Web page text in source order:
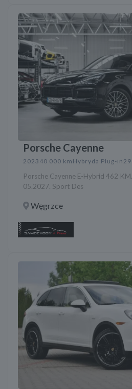
Porsche Cayenne
2023 40 000 km Hybryda Plug-in
Porsche Cayenne E-Hybrid 462
05.2027. Sport Des
Węgrzce